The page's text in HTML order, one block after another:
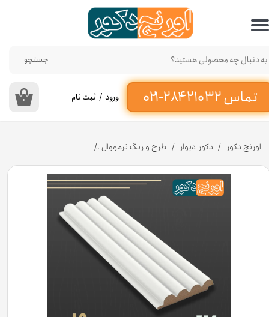
تماس ۳۲ ۲۱۰ ۲۸۴-۰۲۱‌
جستجو
۰ ورود / ثبت نام
حساب کاربری من
تغییر گذر واژه
سفارشات
خروج از حساب کاربری
اورنج دکور دکور دیوار طرح و رنگ ترمووال